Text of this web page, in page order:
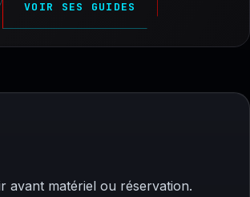
VOIR SES GUIDES
avant matériel ou réservation.